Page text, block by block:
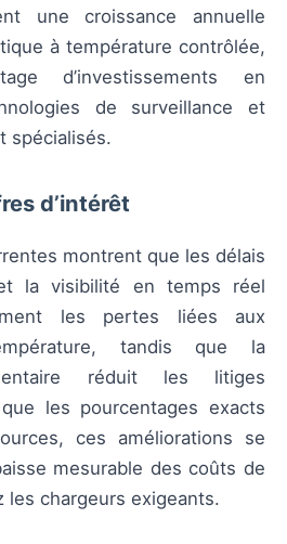
une croissance annuelle
à température contrôlée,
d’investissements en
de surveillance et
spécialisés.
d’intérêt
montrent que les délais
la visibilité en temps réel
les pertes liées aux
tandis que la
réduit les litiges
les pourcentages exacts
ces améliorations se
mesurable des coûts de
chargeurs exigeants.